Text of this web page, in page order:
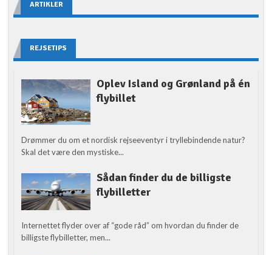
ARTIKLER
REJSETIPS
Oplev Island og Grønland på én
flybillet
Drømmer du om et nordisk rejseeventyr i tryllebindende natur?
Skal det være den mystiske...
Sådan finder du de billigste
flybilletter
Internettet flyder over af “gode råd” om hvordan du finder de
billigste flybilletter, men...